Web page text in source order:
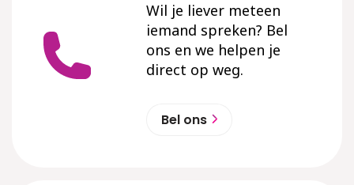
Wil je liever meteen
iemand spreken? Bel
ons en we helpen je
direct op weg.
Bel ons